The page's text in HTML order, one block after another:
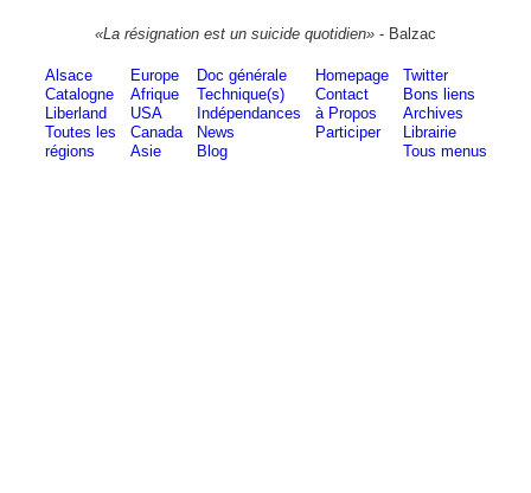
«La résignation est un suicide quotidien» - Balzac
Alsace
Catalogne
Liberland
Toutes les
régions
Europe
Afrique
USA
Canada
Asie
Doc générale
Technique(s)
Indépendances
News
Blog
Homepage
Contact
à Propos
Participer
Twitter
Bons liens
Archives
Librairie
Tous menus